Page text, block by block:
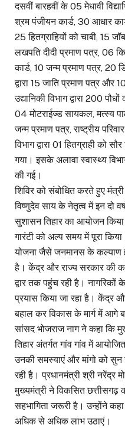
दसवीं बारहवीं के 05 मेधावी
श्रम पंजीयन कार्ड, 30 आधार
25 हितग्राहियों को चाबी, 15
लखपति दीदी प्रमाण पत्र, 06
कार्ड, 10 जन्म प्रमाण पत्र, 20
द्वारा 15 जाति प्रमाण पत्र और
उद्यानिकी विभाग द्वारा 200
04 मोटराईज्ड सायकल, मत्स्य
जन्म प्रमाण पत्र, राष्ट्रीय
विभाग द्वारा 01 हितग्राही को
गया। इसके अलावा स्वास्थ्य
की गई।
शिविर को संबोधित करते हुए
विष्णुदेव साय के नेतृत्व में इन दो
सुशासन तिहार का आयोजन किया
गारंटी को अल्प समय में पूरा
योजना जैसे जनमानस के कल्याण
है। केंद्र और राज्य सरकार की
द्वार तक पहुंच रही है।
प्रयास किया जा रहा है। केंद्र
बहाल कर विकास के मार्ग में आगे
सांसद भोजराज नाग ने कहा कि
तिहार अंतर्गत गांव गांव में
उनकी समस्याएं और मांगो को सुन
रही है। प्रधानमंत्री श्री नरेंद्र
मुख्यमंत्री ने विकसित
सहभागिता जरूरी है। उन्होंने
अधिक से अधिक लाभ उठाएं।